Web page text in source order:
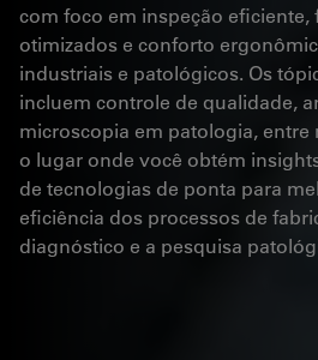
com foco em inspeção
otimizados e conforto
industriais e patológicos. Os
incluem controle de qualidade,
microscopia em patologia, entre
o lugar onde você obtém
de tecnologias de ponta para
eficiência dos processos de
diagnóstico e a pesquisa